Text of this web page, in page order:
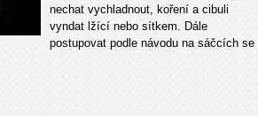
nechat vychladnout, koření a cibuli
vyndat lžící nebo sítkem. Dále
postupovat podle návodu na sáčcích se